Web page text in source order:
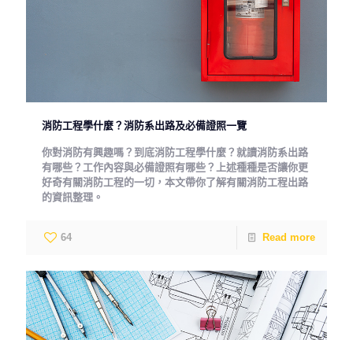
消防工程學什麼？消防系出路及必備證照一覽
你對消防有興趣嗎？到底消防工程學什麼？就讀消防系出路
有哪些？工作內容與必備證照有哪些？上述種種是否讓你更
好奇有關消防工程的一切，本文帶你了解有關消防工程出路
的資訊整理。
64 Read more